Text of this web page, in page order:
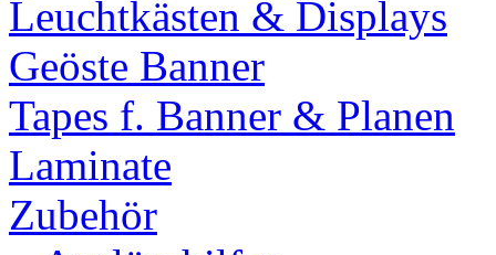
Leuchtkästen & Displays
Geöste Banner
Tapes f. Banner & Planen
Laminate
Zubehör